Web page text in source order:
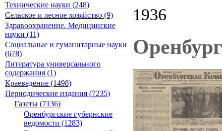
Технические науки (248)
Сельское и лесное хозяйство (9)
Здравоохранение. Медицинские
науки (11)
Социальные и гуманитарные науки
(678)
Литература универсального
содержания (1)
Краеведение (1498)
Периодические издания (7235)
Газеты (7136)
Оренбургские губернские
ведомости (1283)
1936